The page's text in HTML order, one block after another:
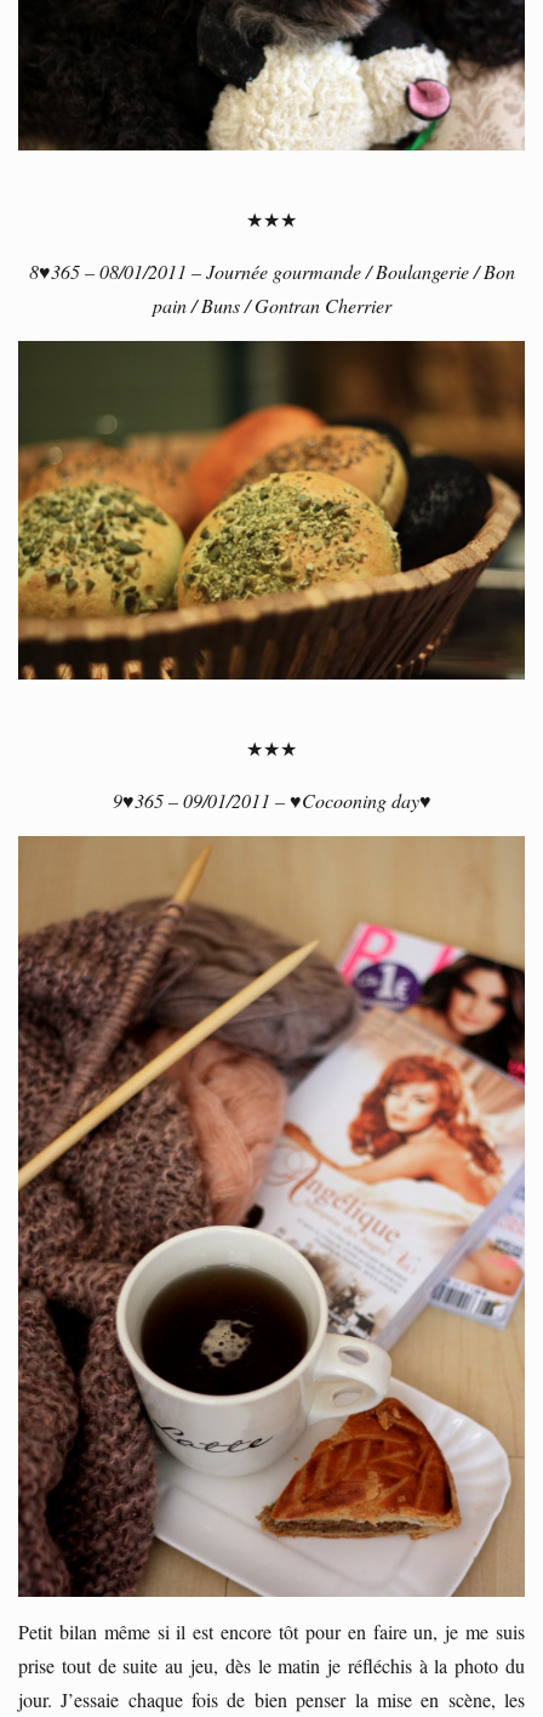
★★★
8♥365 – 08/01/2011 – Journée gourmande / Boulangerie / Bon
pain / Buns / Gontran Cherrier
★★★
9♥365 – 09/01/2011 – ♥Cocooning day♥
Petit bilan même si il est encore tôt pour en faire un, je me suis
prise tout de suite au jeu, dès le matin je réfléchis à la photo du
jour. J’essaie chaque fois de bien penser la mise en scène, les